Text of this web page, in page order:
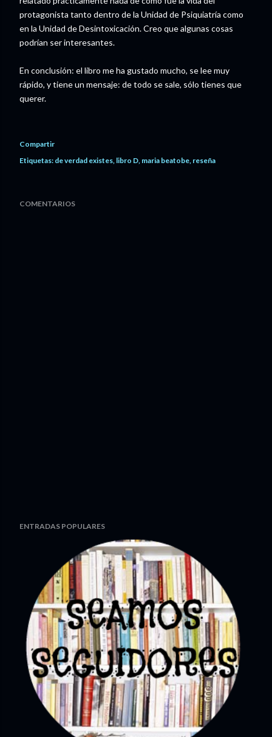
protagonista tanto dentro de la Unidad de Psiquiatría como
en la Unidad de Desintoxicación. Creo que algunas cosas
podrían ser interesantes.
En conclusión: el libro me ha gustado mucho, se lee muy
rápido, y tiene un mensaje: de todo se sale, sólo tienes que
querer.
Compartir
Etiquetas: de verdad existes libro D maria beatobe reseña
COMENTARIOS
ENTRADAS POPULARES